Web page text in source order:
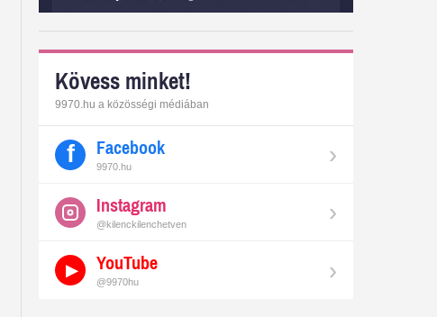
Kövess minket!
9970.hu a közösségi médiában
Facebook
9970.hu ›
Instagram
@kilenckilenchetven ›
YouTube
@9970hu ›